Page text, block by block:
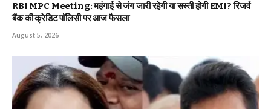
RBI MPC Meeting: महंगाई से जंग जारी रहेगी या सस्ती होगी EMI? रिजर्व
बैंक की क्रेडिट पॉलिसी पर आज फैसला
August 5, 2026